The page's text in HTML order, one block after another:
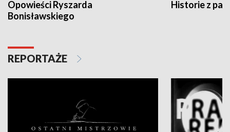
Opowieści Ryszarda
Bonisławskiego
Historie z
REPORTAŻE